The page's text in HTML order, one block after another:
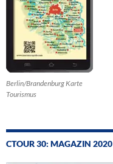
Berlin/Brandenburg Karte
Tourismus
CTOUR 30: MAGAZIN 2020